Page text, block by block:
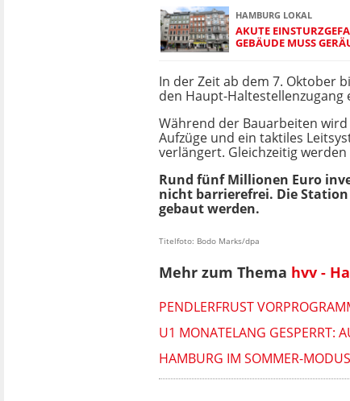
HAMBURG LOKAL
AKUTE
GEBÄUDE MUSS
In der Zeit ab dem 7. Oktober
den Haupt-Haltestellenzugang
Während der Bauarbeiten
Aufzüge und ein taktiles
verlängert. Gleichzeitig
Rund fünf Millionen Euro
nicht barrierefrei. Die
gebaut werden.
Titelfoto: Bodo Marks/dpa
Mehr zum Thema hvv -
PENDLERFRUST
U1 MONATELANG GESPERRT:
HAMBURG IM SOMMER-